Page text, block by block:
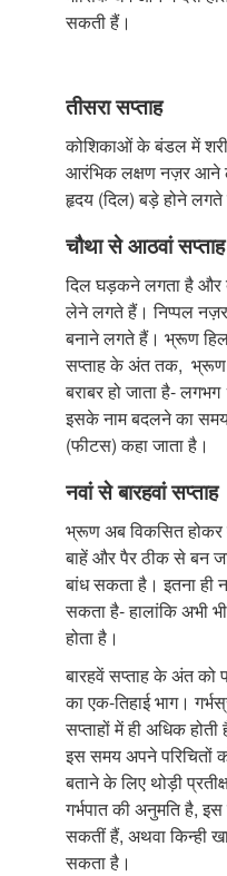
सकती हैं।
तीसरा सप्ताह
कोशिकाओं के बंडल में
आरंभिक लक्षण नज़र आने
हृदय (दिल) बड़े होने लगते
चौथा से आठवां सप्ताह
दिल घड़कने लगता है
लेने लगते हैं। निप्पल
बनाने लगते हैं। भ्रूण
सप्ताह के अंत तक,
बराबर हो जाता है-
इसके नाम बदलने का
(फीटस) कहा जाता है।
नवां से बारहवां सप्ताह
भ्रूण अब विकसित
बाहें और पैर ठीक से बन
बांध सकता है। इतना ही
सकता है- हालांकि अभी
होता है।
बारहवें सप्ताह के अंत को
का एक-तिहाई भाग।
सप्ताहों में ही अधिक
इस समय अपने परिचितों
बताने के लिए थोड़ी
गर्भपात की अनुमति है,
सकतीं हैं, अथवा किन्ही
सकता है।